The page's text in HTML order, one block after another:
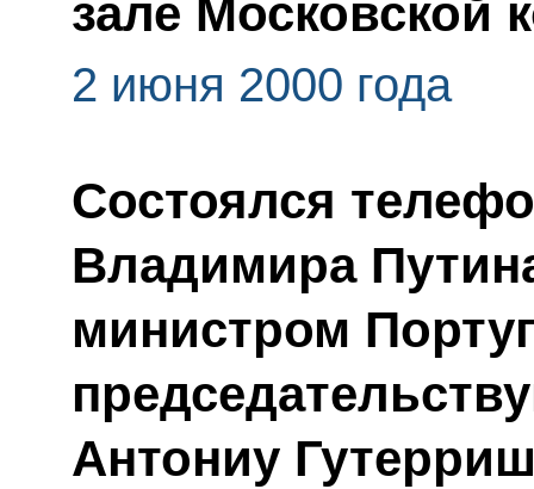
зале Московской
2 июня 2000 года
Состоялся
Владимира
министром
Антониу